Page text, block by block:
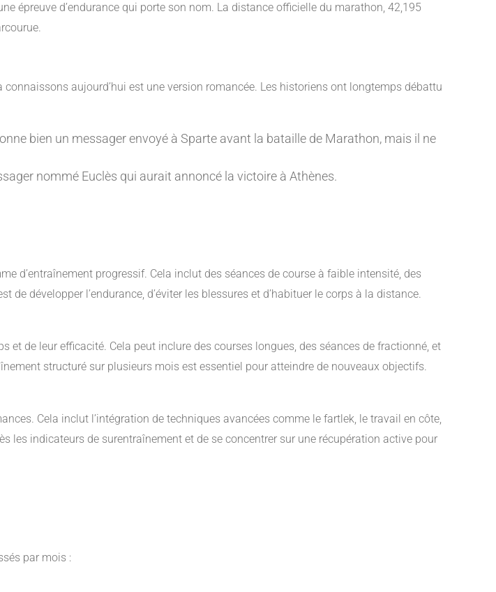
épreuve d’endurance qui porte son nom. La distance officielle du marathon, 42,195
aujourd’hui est une version romancée. Les historiens ont longtemps débattu
bien un messager envoyé à Sparte avant la bataille de Marathon, mais il ne
nommé Euclès qui aurait annoncé la victoire à Athènes.
d’entraînement progressif. Cela inclut des séances de course à faible intensité, des
développer l’endurance, d’éviter les blessures et d’habituer le corps à la distance.
et de leur efficacité. Cela peut inclure des courses longues, des séances de fractionné, et
structuré sur plusieurs mois est essentiel pour atteindre de nouveaux objectifs.
Cela inclut l’intégration de techniques avancées comme le fartlek, le travail en côte,
les indicateurs de surentraînement et de se concentrer sur une récupération active pour
par mois :